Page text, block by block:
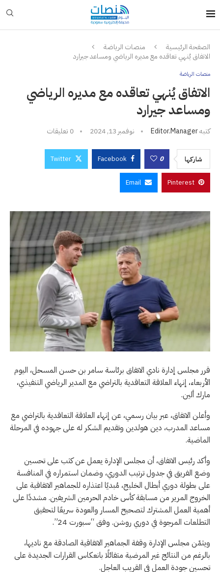
الصفحة الرئيسية
منصات الرياضة
الاتفاق يُنهي تعاقده مع مديره الرياضي ومساعد جيرارد
منصات الرياضة
الاتفاق يُنهي تعاقده مع مديره الرياضي
ومساعد جيرارد
كتبهEditor.manager نوفمبر 13, 2024 0 تعليقات
شاركها 0
Facebook
Twitter
Pinterest
Email
قرر مجلس إدارة نادي الاتفاق برئاسة سامر بن حسن المسحل، اليوم
الأربعاء، إنهاء العلاقة التعاقدية بالتراضي مع المدير الرياضي التنفيذي،
مارك ألين.
وأعلن الاتفاق، عبر بيان رسمي، عن إنهاء العلاقة التعاقدية بالتراضي مع
مساعد المدرب، دين هولدين وتقديم الشكر له على جهوده في المرحلة
الماضية.
وأكد رئيس الاتفاق، أن مجلس الإدارة يعمل عن كثب على تحسين
وضع الفريق في جدول ترتيب الدوري، وضمان استمراره في المنافسة
على بطولة دوري أبطال الخليج، مُبديًا اعتذاره للجماهير الاتفاقية على
الخروج المرير من مسابقة كأس خادم الحرمين الشريفين. مشددًا على
أهمية العمل المشترك لتصحيح المسار والعودة سريعًا لتحقيق
التطلعات المرجوة في دوري روشن. وفق “سبورت 24”.
ويثمّن مجلس الإدارة وقفة الجماهير الاتفاقية الصادقة مع ناديها،
بالرغم من النتائج غير المرضية متفائلًا بانعكاس القرارات الجديدة على
تحسين جودة العمل في القريب العاجل.